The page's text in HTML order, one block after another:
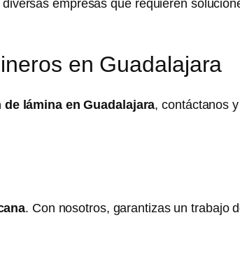
empresas que requieren
en Guadalajara
lámina en Guadalajara, contáctanos
. Con nosotros, garantizas un trabajo